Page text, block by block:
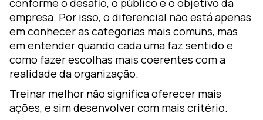
conforme o desafio, o público e o objetivo da
empresa. Por isso, o diferencial não está apenas
em conhecer as categorias mais comuns, mas
em entender quando cada uma faz sentido e
como fazer escolhas mais coerentes com a
realidade da organização.
Treinar melhor não significa oferecer mais
ações, e sim desenvolver com mais critério.